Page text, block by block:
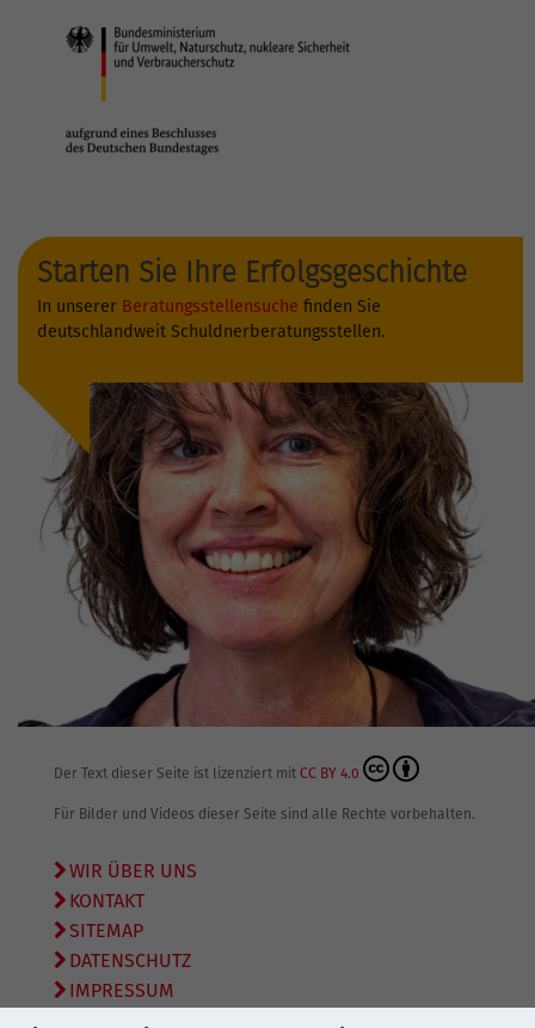
Starten Sie Ihre Erfolgsgeschichte
In unserer Beratungsstellensuche finden Sie
deutschlandweit Schuldnerberatungsstellen.
Der Text dieser Seite ist lizenziert mit CC BY 4.0
Für Bilder und Videos dieser Seite sind alle Rechte vorbehalten.
WIR ÜBER UNS
KONTAKT
SITEMAP
DATENSCHUTZ
IMPRESSUM